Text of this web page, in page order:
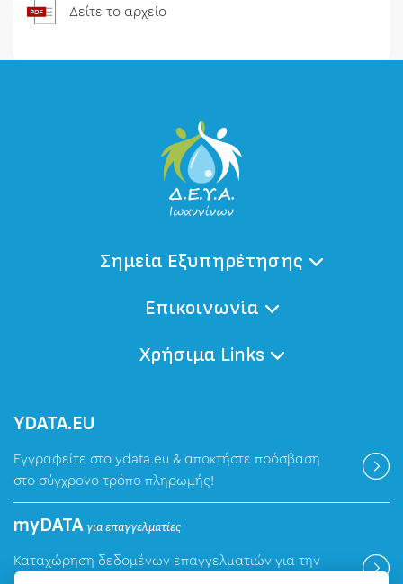
Δείτε το αρχείο
Σημεία Εξυπηρέτησης
Επικοινωνία
Χρήσιμα Links
ΥDATA.EU
Εγγραφείτε στο ydata.eu & αποκτήστε πρόσβαση
στο σύγχρονο τρόπο πληρωμής!
myDATAγια επαγγελματίες
Καταχώρηση δεδομένων επαγγελματιών για την